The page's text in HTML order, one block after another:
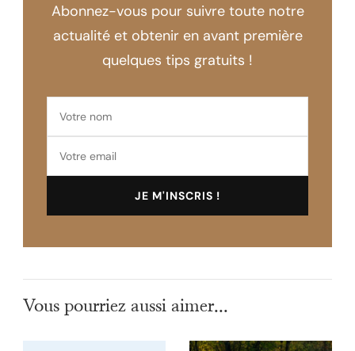
Abonnez-vous pour suivre toute notre
actualité et obtenir en avant première
quelques tips gratuits !
Vous pourriez aussi aimer...